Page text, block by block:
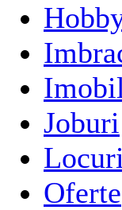
Joburi
Oferte